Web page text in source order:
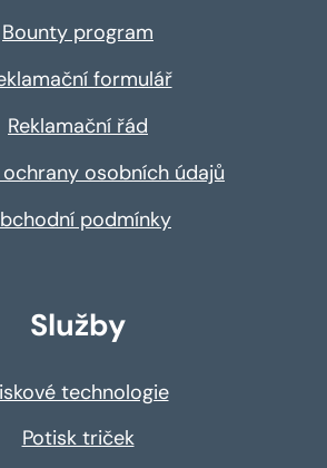
Bounty program
formulář
Reklamační řád
osobních údajů
podmínky
Služby
technologie
Potisk triček